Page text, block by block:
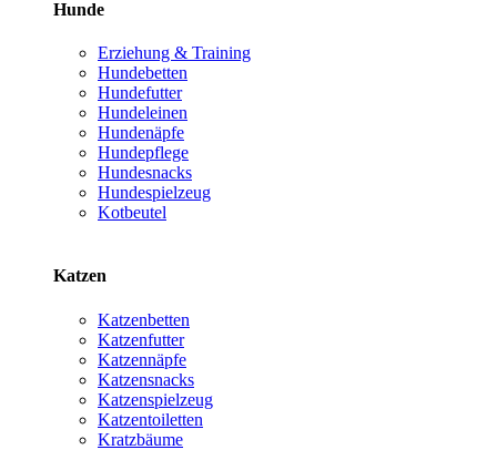
Hunde
Erziehung & Training
Hundebetten
Hundefutter
Hundeleinen
Hundenäpfe
Hundepflege
Hundesnacks
Hundespielzeug
Kotbeutel
Katzen
Katzenbetten
Katzenfutter
Katzennäpfe
Katzensnacks
Katzenspielzeug
Katzentoiletten
Kratzbäume